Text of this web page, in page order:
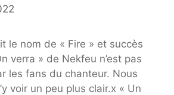
le nom de « Fire » et succès
verra » de Nekfeu n’est pas
les fans du chanteur. Nous
voir un peu plus clair.x « Un